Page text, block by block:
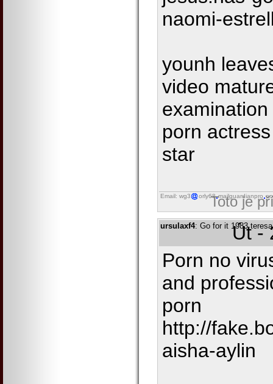
naomi-
younh
video
porn
star
Email: wg3 orly68 mailguardianpro
Toto je
ursulaxf4: Go for it 1983Út -
Porn no
and
porn
http://
aisha-aylin